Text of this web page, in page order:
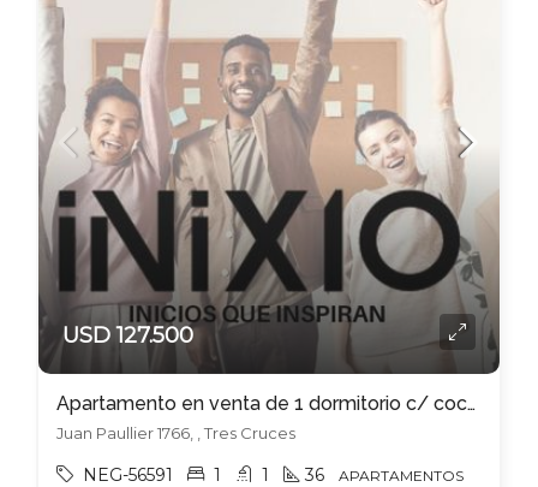
USD 127.500
Apartamento en venta de 1 dormitorio c/ cochera en Tres Cruces
Juan Paullier 1766, , Tres Cruces
NEG-56591 1 1 36 APARTAMENTOS